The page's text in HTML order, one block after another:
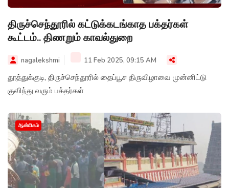
திருச்செந்தூரில் கட்டுக்கடங்காத பக்தர்கள்
கூட்டம்.. திணறும் காவல்துறை
nagalekshmi 11 Feb 2025, 09:15 AM
தூத்துக்குடி, திருச்செந்தூரில் தைப்பூச திருவிழாவை முன்னிட்டு
குவிந்து வரும் பக்தர்கள்
ஆன்மிகம்